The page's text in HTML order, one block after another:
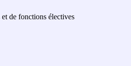
de fonctions électives